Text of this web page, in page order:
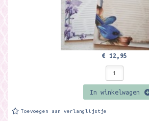
€ 12,95
In winkelwagen
Toevoegen aan verlanglijstje